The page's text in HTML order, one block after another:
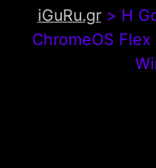
iGuRu.gr> Η
ChromeOS